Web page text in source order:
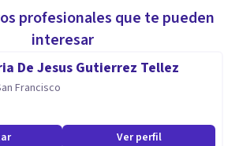
profesionales que te pueden
interesar
De Jesus Gutierrez Tellez
Francisco
Ver perfil